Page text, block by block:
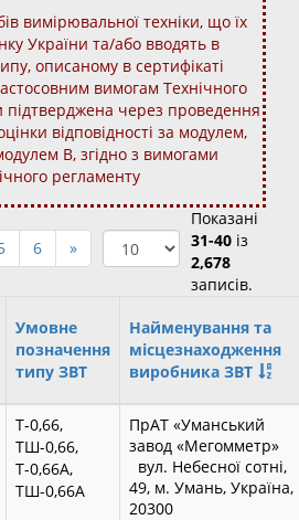
вимірювальної техніки, що їх
України та/або вводять в
описаному в сертифікаті
вимогам Технічного
підтверджена через проведення
відповідності за модулем,
В, згідно з вимогами
регламенту
6 »
Показані
31-40 із
2,678
записів.
Умовне
позначення
типу ЗВТ
Найменування та
місцезнаходження
виробника ЗВТ
Т-0,66,
ТШ-0,66,
Т-0,66А,
ТШ-0,66А
ПрАТ «Уманський
завод «Мегомметр»
вул. Небесної сотні,
49, м. Умань, Україна,
20300